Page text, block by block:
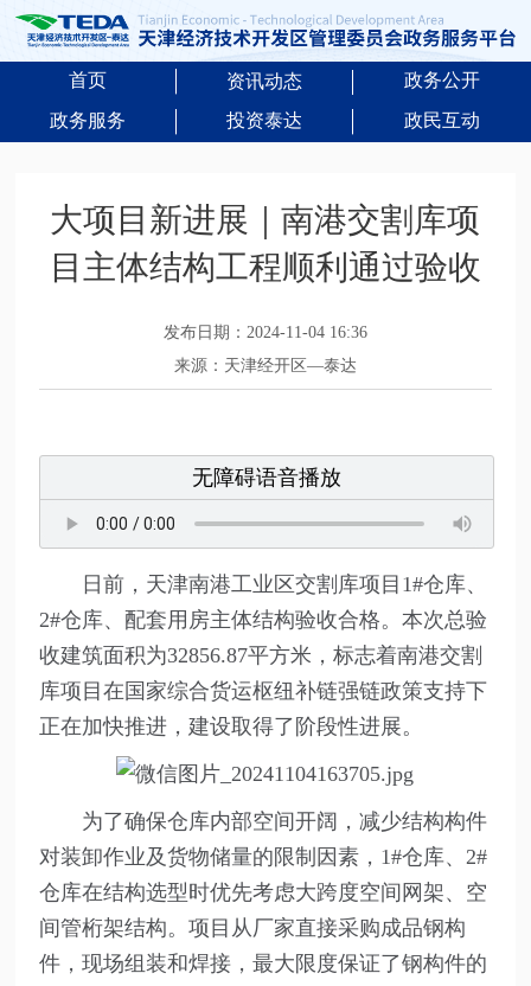
首页 资讯动态
政务公开
政务服务
投资泰达 政民互动
大项目新进展｜南港交割库项
目主体结构工程顺利通过验收
发布日期：2024-11-04 16:36
来源：天津经开区—泰达
无障碍语音播放
日前，天津南港工业区交割库项目1#仓库、
2#仓库、配套用房主体结构验收合格。本次总验
收建筑面积为32856.87平方米，标志着南港交割
库项目在国家综合货运枢纽补链强链政策支持下
正在加快推进，建设取得了阶段性进展。
为了确保仓库内部空间开阔，减少结构构件
对装卸作业及货物储量的限制因素，1#仓库、2#
仓库在结构选型时优先考虑大跨度空间网架、空
间管桁架结构。项目从厂家直接采购成品钢构
件，现场组装和焊接，最大限度保证了钢构件的